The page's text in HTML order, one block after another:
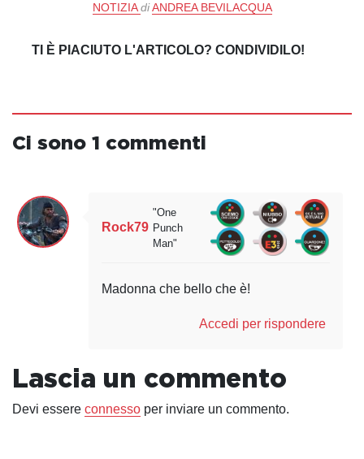
NOTIZIA di ANDREA BEVILACQUA
TI È PIACIUTO L'ARTICOLO? CONDIVIDILO!
Ci sono 1 commenti
Rock79
"One
Punch
Man"
Madonna che bello che è!
Accedi per rispondere
Lascia un commento
Devi essere connesso per inviare un commento.